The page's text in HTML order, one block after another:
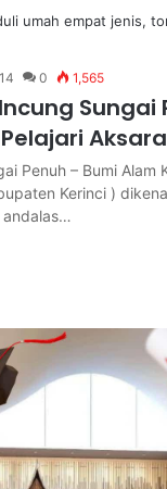
0 1,565
Sungai
Penuh – Bumi Alam
Kerinci )